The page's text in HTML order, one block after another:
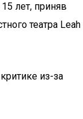
лет, приняв
театра Leah
из-за